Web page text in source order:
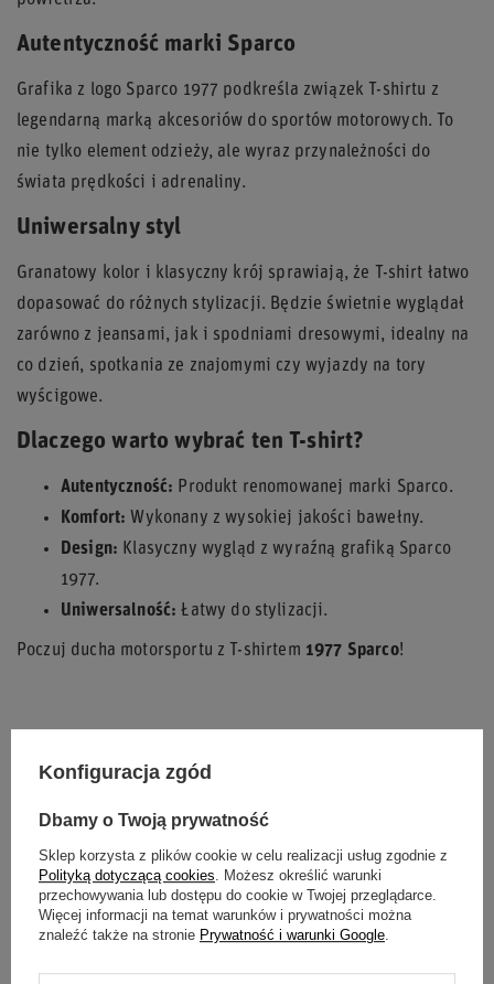
Autentyczność marki Sparco
Grafika z logo Sparco 1977 podkreśla związek T-shirtu z
legendarną marką akcesoriów do sportów motorowych. To
nie tylko element odzieży, ale wyraz przynależności do
świata prędkości i adrenaliny.
Uniwersalny styl
Granatowy kolor i klasyczny krój sprawiają, że T-shirt łatwo
dopasować do różnych stylizacji. Będzie świetnie wyglądał
zarówno z jeansami, jak i spodniami dresowymi, idealny na
co dzień, spotkania ze znajomymi czy wyjazdy na tory
wyścigowe.
Dlaczego warto wybrać ten T-shirt?
Autentyczność: Produkt renomowanej marki Sparco.
Komfort: Wykonany z wysokiej jakości bawełny.
Design: Klasyczny wygląd z wyraźną grafiką Sparco
1977.
Uniwersalność: Łatwy do stylizacji.
Poczuj ducha motorsportu z T-shirtem 1977 Sparco!
Kategoria Koszulki t-shirt
Kolor Granatowy
Konfiguracja zgód
Dbamy o Twoją prywatność
Sklep korzysta z plików cookie w celu realizacji usług zgodnie z
Polityką dotyczącą cookies . Możesz określić warunki
przechowywania lub dostępu do cookie w Twojej przeglądarce.
Więcej informacji na temat warunków i prywatności można
znaleźć także na stronie Prywatność i warunki Google